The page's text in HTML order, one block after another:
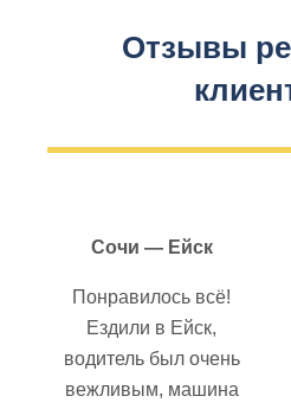
Отзывы
Сочи — Ейск
Понравилось всё!
Ездили в Ейск,
водитель был очень
вежливым, машина